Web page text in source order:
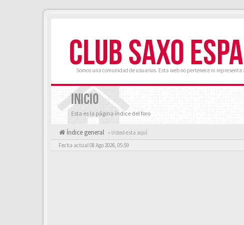
CLUB SAXO
Somos una comunidad de usuarios. Esta web no pertenece ni representa
INICIO
Esta es la página índice del foro
Índice general « Usted esta aquí
Fecha actual 08 Ago 2026, 05:59